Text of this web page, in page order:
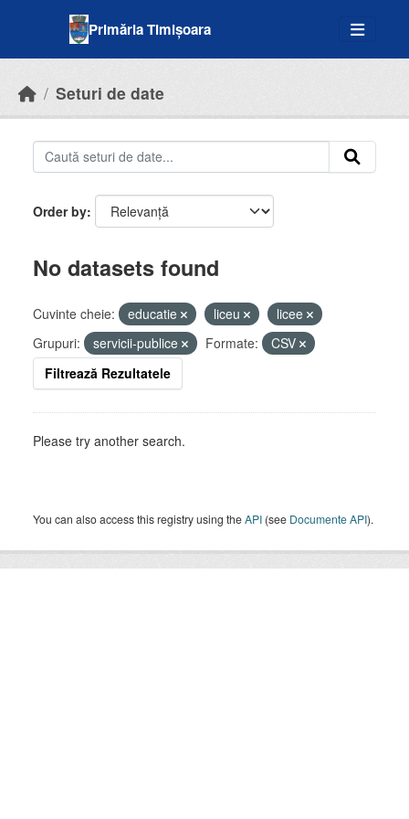
Primăria Timișoara
Seturi de date
Order by
No datasets found
Cuvinte cheie: educatie liceu
licee
Grupuri:
servicii-publice Formate:
CSV
Filtrează Rezultatele
Please try another search.
You can also access this registry using theAPI (see Documente API).